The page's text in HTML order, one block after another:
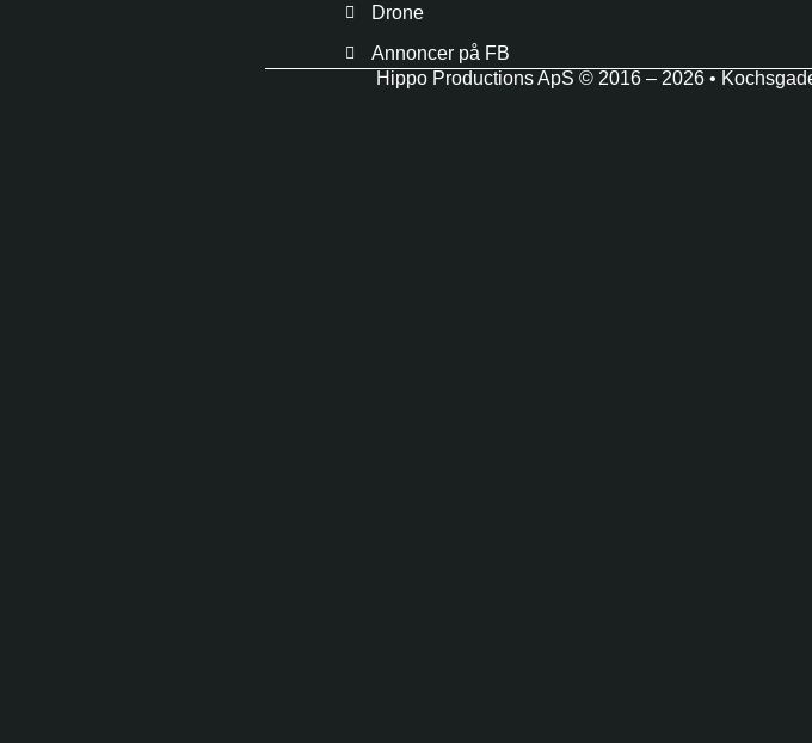
Drone
Annoncer på FB
Hippo Productions ApS © 2016 – 2026 •